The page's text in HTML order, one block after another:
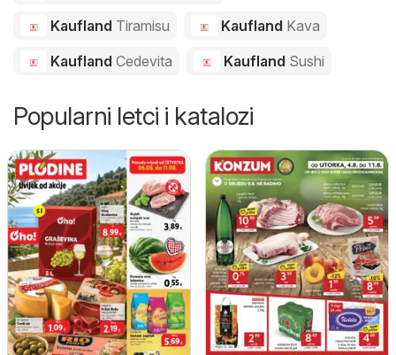
Kaufland Tiramisu Kaufland Kava
Kaufland Cedevita Kaufland Sushi
Popularni letci i katalozi